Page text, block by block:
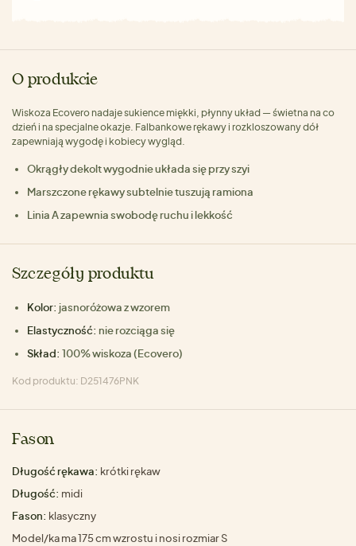
O produkcie
Wiskoza Ecovero nadaje sukience miękki, płynny układ — świetna na co
dzień i na specjalne okazje. Falbankowe rękawy i rozkloszowany dół
zapewniają wygodę i kobiecy wygląd.
Okrągły dekolt wygodnie układa się przy szyi
Marszczone rękawy subtelnie tuszują ramiona
Linia A zapewnia swobodę ruchu i lekkość
Szczegóły produktu
Kolor: jasnoróżowa z wzorem
Elastyczność: nie rozciąga się
Skład: 100% wiskoza (Ecovero)
Kod produktu: D251476PNK
Fason
Długość rękawa: krótki rękaw
Długość: midi
Fason: klasyczny
Model/ka ma 175 cm wzrostu i nosi rozmiar S